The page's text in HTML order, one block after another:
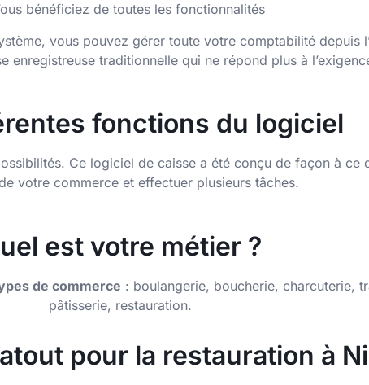
bénéficiez de toutes les fonctionnalités
vous pouvez gérer toute votre comptabilité depuis
enregistreuse traditionnelle qui ne répond plus à
fonctions du logiciel
Ce logiciel de caisse a été conçu de façon à ce
votre commerce et effectuer plusieurs tâches.
est votre métier ?
de commerce : boulangerie, boucherie, charcuterie,
pâtisserie, restauration.
pour la restauration à